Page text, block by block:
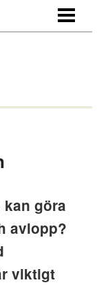
göra
avlopp?
viktigt